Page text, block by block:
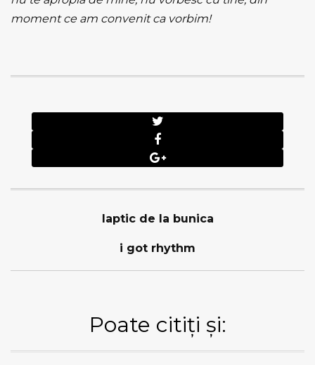
moment ce am convenit ca vorbim!
laptic de la bunica
i got rhythm
Poate citiți și: